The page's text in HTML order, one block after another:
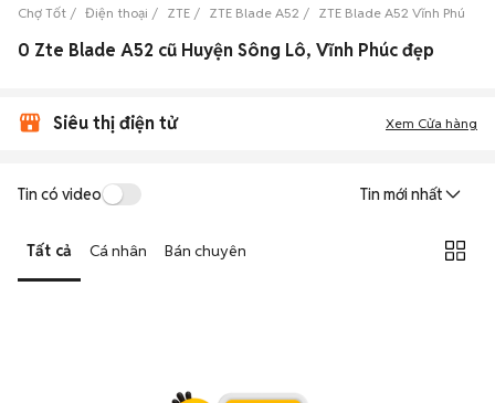
Chợ Tốt Điện thoại ZTE ZTE Blade A52 ZTE Blade A52 Vĩnh Phúc
0 Zte Blade A52 cũ Huyện Sông Lô, Vĩnh Phúc đẹp
Siêu thị điện tử Xem Cửa hàng
Tin có video Tin mới nhất
Tất cả Cá nhân Bán chuyên